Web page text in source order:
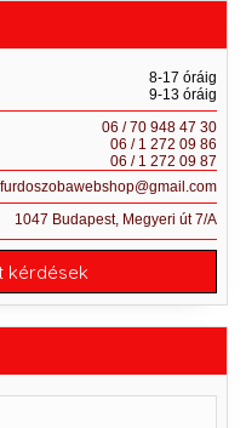
8-17 óráig
9-13 óráig
06 / 70 948 47 30
06 / 1 272 09 86
06 / 1 272 09 87
furdoszobawebshop@gmail.com
1047 Budapest, Megyeri út 7/A
kérdések